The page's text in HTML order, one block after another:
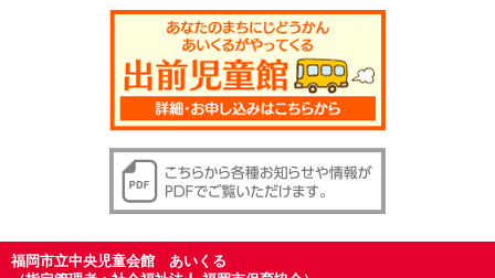
福岡市立中央児童会館 あいくる